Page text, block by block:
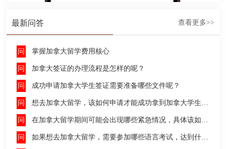
最新问答 查看更多>>
掌握加拿大留学费用核心
加拿大签证的办理流程是怎样的呢？
成功申请加拿大学生签证需要准备哪些文件呢？
想去加拿大留学，该如何申请才能成功拿到加拿大学生签证呢？
在加拿大留学期间可能会出现哪些紧急情况，具体该如何去处理这些紧急情况呢？
如果想去加拿大留学，需要参加哪些语言考试，达到什么水平才能申请呢？